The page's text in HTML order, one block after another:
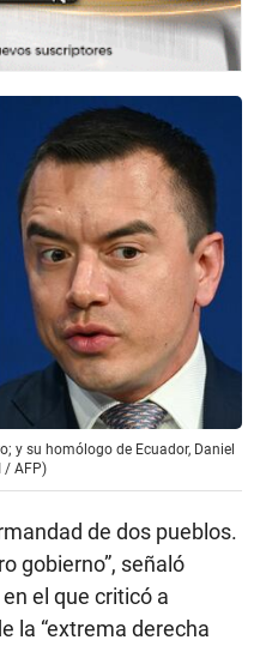
y su homólogo de Ecuador, Daniel
/ AFP)
de dos pueblos.
gobierno”, señaló
el que criticó a
la “extrema derecha